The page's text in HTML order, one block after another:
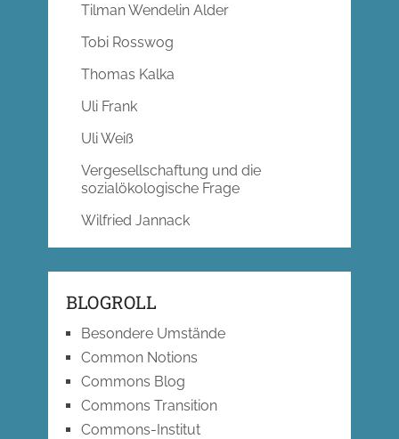
Tilman Wendelin Alder
Tobi Rosswog
Thomas Kalka
Uli Frank
Uli Weiß
Vergesellschaftung und die
sozialökologische Frage
Wilfried Jannack
BLOGROLL
Besondere Umstände
Common Notions
Commons Blog
Commons Transition
Commons-Institut